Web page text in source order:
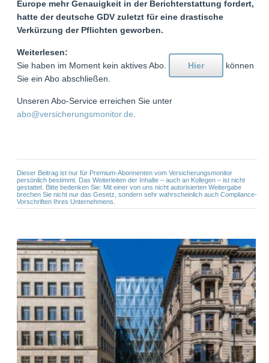
Europe mehr Genauigkeit in der Berichterstattung fordert,
hatte der deutsche GDV zuletzt für eine drastische
Verkürzung der Pflichten geworben.
Weiterlesen:
Sie haben im Moment kein aktives Abo.
Hier
können
Sie ein Abo abschließen.
Unseren Abo-Service erreichen Sie unter
abo@versicherungsmonitor.de
Dieser Beitrag ist nur für Premium-Abonnenten vom Versicherungsmonitor
persönlich bestimmt. Das Weiterleiten der Inhalte – auch an Kollegen – ist nicht
gestattet. Bitte bedenken Sie: Mit einer von uns nicht autorisierten Weitergabe
brechen Sie nicht nur das Gesetz, sondern sehr wahrscheinlich auch Compliance-
Vorschriften Ihres Unternehmens.